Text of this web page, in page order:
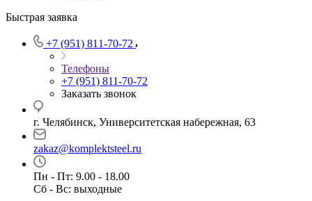
Быстрая заявка
+7 (951) 811-70-72
Телефоны
+7 (951) 811-70-72
Заказать звонок
г. Челябинск, Университетская набережная, 63
zakaz@komplektsteel.ru
Пн - Пт: 9.00 - 18.00
Сб - Вс: выходные